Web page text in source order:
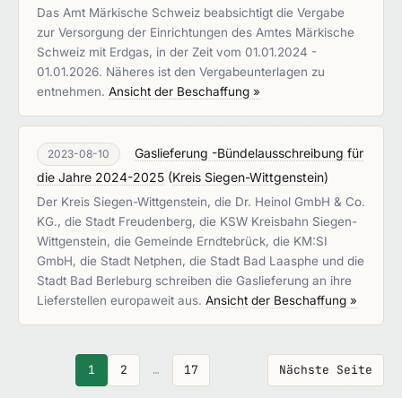
Das Amt Märkische Schweiz beabsichtigt die Vergabe
zur Versorgung der Einrichtungen des Amtes Märkische
Schweiz mit Erdgas, in der Zeit vom 01.01.2024 -
01.01.2026. Näheres ist den Vergabeunterlagen zu
entnehmen. Ansicht der Beschaffung »
2023-08-10
Gaslieferung -Bündelausschreibung für
die Jahre 2024-2025 (Kreis Siegen-Wittgenstein)
Der Kreis Siegen-Wittgenstein, die Dr. Heinol GmbH & Co.
KG., die Stadt Freudenberg, die KSW Kreisbahn Siegen-
Wittgenstein, die Gemeinde Erndtebrück, die KM:SI
GmbH, die Stadt Netphen, die Stadt Bad Laasphe und die
Stadt Bad Berleburg schreiben die Gaslieferung an ihre
Lieferstellen europaweit aus. Ansicht der Beschaffung »
Nächste Seite
1 2 … 17